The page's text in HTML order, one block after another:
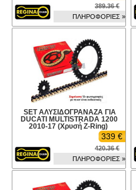
389.36 €
ΠΛΗΡΟΦΟΡΙΕΣ »
SET ΑΛΥΣΙΔΟΓΡΑΝΑΖΑ ΓΙΑ
DUCATI MULTISTRADA 1200
2010-17 (Χρυσή Z-Ring)
339 €
420.36 €
ΠΛΗΡΟΦΟΡΙΕΣ »